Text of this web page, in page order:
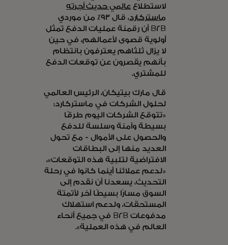
لاستطلاع عالمي حديث أجرته
ماستركارد
، قال 93٪ من موردي
B2B أن رقمنة عمليات الدفع تمثل
أولوية قصوى لأعمالهم، في حين
لا يزال ثلثاهم يعترفون بانتظام
بأنهم يقصرون عن توقعات الدفع
للمشتري.
قال مارك بيتيكان، الرئيس العالمي
لحلول الشركات في ماستركارد:
«تتوقع الشركات اليوم طرقًا
بسيطة وآمنة وسلسة للدفع
والحصول على الأموال - مع تحول
العديد منها إلى البطاقات
الافتراضية لتلبية هذه التوقعات»،
«لدعم عملائنا أينما كانوا في رحلة
التحديث، يسعدنا أن نقدم إلى
السوق مسارًا بسيطًا آخر لأتمتة
المستحقات، ولدعم استهلاك
مدفوعات B2B في جميع أنحاء
العالم في هذه العملية».